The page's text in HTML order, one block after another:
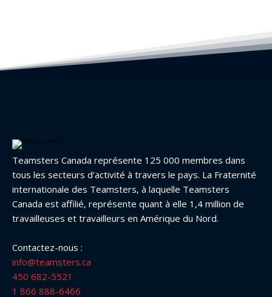
Teamsters Canada représente 125 000 membres dans
tous les secteurs d’activité à travers le pays. La Fraternité
internationale des Teamsters, à laquelle Teamsters
Canada est affilié, représente quant à elle 1,4 million de
travailleuses et travailleurs en Amérique du Nord.
Contactez-nous :
info@teamsters.ca
450 682-5521
1 866 888-6466